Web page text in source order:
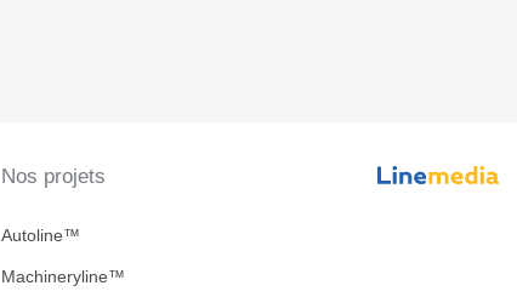
Nos projets
Autoline™
Machineryline™